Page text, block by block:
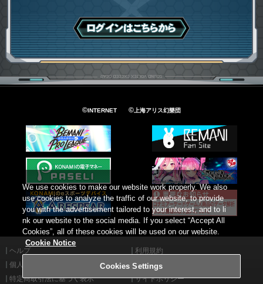
ログインはこちら
©INTERNET ©上海アリス幻樂団
ヘルプ
利用規約
個人情報等保護方針
外部送信について
特定商取引法に基づく表示
サイトポリシー
We use cookies to make our website work properly. We also
use cookies to analyze the traffic of our website, to provide
you with the advertisement tailored to your interest, and to li
nk our website to the social media. If you select “Accept All
Cookies”, all of these cookies will be used on our website.
Cookie Notice
Cookies Settings